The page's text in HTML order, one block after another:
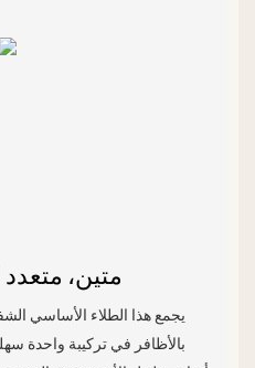
متين،
يجمع هذا الطلاء الأساسي
بالأظافر في تركيبة واحدة